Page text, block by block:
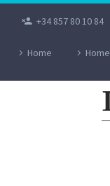
+34 857 80 10 84
Home Home
LESIONES